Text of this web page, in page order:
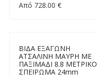
Από 728.00 €
ΒΙΔΑ ΕΞΑΓΩΝΗ
ΑΤΣΑΛΙΝΗ ΜΑΥΡΗ ΜΕ
ΠΑΞΙΜΑΔΙ 8.8 ΜΕΤΡΙΚΟ
ΣΠΕΙΡΩΜΑ 24mm